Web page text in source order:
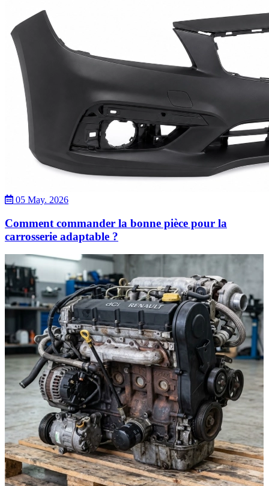
05 May. 2026
Comment commander la bonne pièce pour la
carrosserie adaptable ?